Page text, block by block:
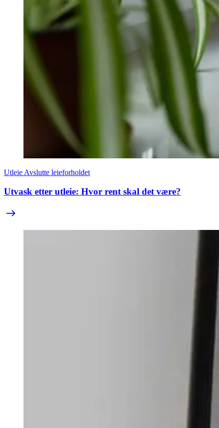
UtleieAvslutte leieforholdet
Utvask etter utleie: Hvor rent skal det være?